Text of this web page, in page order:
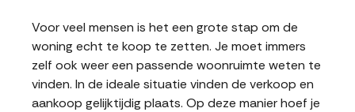
Voor veel mensen is het een grote stap om de
woning echt te koop te zetten. Je moet immers
zelf ook weer een passende woonruimte weten te
vinden. In de ideale situatie vinden de verkoop en
aankoop gelijktijdig plaats. Op deze manier hoef je